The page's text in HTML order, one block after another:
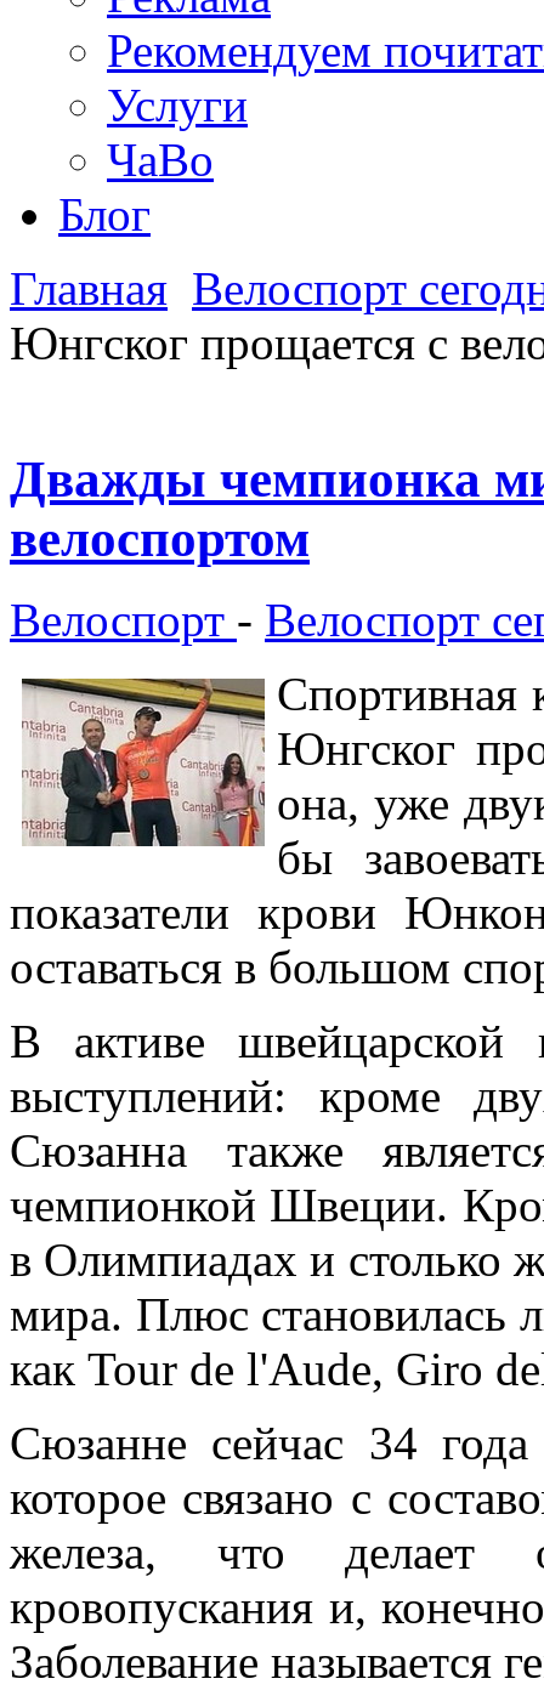
Рекомендуем
Услуги
ЧаВо
Блог
Главная Велоспорт
Юнгског прощается с
Дважды чемпионка
велоспортом
Велоспорт - Велоспорт
Спортивная
Юнгског
она, уже
бы
показатели крови
оставаться в большом
В активе швейцарской
выступлений: кроме
Сюзанна также
чемпионкой Швеции.
в Олимпиадах и столько
мира. Плюс становилась
как Tour de l'Aude, Giro
Сюзанне сейчас 34 года
которое связано с
железа, что делает
кровопускания и,
Заболевание называется